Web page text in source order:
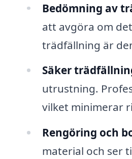
Bedömning av
att avgöra om
trädfällning är
Säker
utrustning.
vilket minimerar
Rengöring och
material och ser